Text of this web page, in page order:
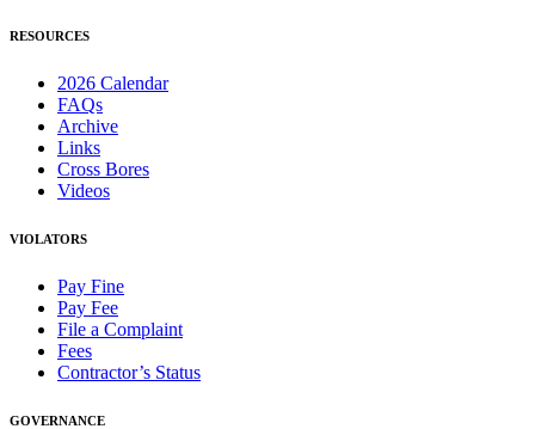
RESOURCES
2026 Calendar
FAQs
Archive
Links
Cross Bores
Videos
VIOLATORS
Pay Fine
Pay Fee
File a Complaint
Fees
Contractor’s Status
GOVERNANCE